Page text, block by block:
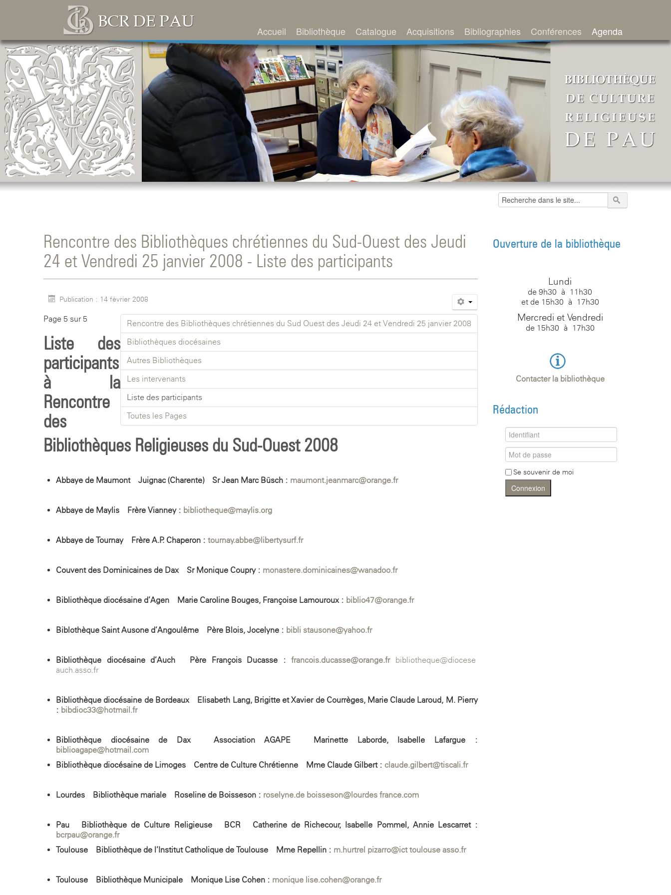
Accueil Bibliothèque Catalogue Acquisitions Bibliographies Conférences Agenda
Rencontre des Bibliothèques chrétiennes du Sud-Ouest des Jeudi
24 et Vendredi 25 janvier 2008 - Liste des participants
Publication : 14 février 2008
Rencontre des Bibliothèques chrétiennes du Sud-Ouest des Jeudi 24 et Vendredi 25 janvier 2008
Bibliothèques diocésaines
Autres Bibliothèques
Les intervenants
Liste des participants
Toutes les Pages
Page 5 sur 5
Liste des
participants
à la
Rencontre
des
Bibliothèques Religieuses du Sud-Ouest 2008
Abbaye de Maumont – Juignac (Charente) – Sr Jean-Marc Büsch : maumont.jeanmarc@orange.fr
Abbaye de Maylis – Frère Vianney : bibliotheque@maylis.org
Abbaye de Tournay – Frère A.P. Chaperon : tournay.abbe@libertysurf.fr
Couvent des Dominicaines de Dax – Sr Monique Coupry : monastere.dominicaines@wanadoo.fr
Bibliothèque diocésaine d’Agen – Marie-Caroline Bouges, Françoise Lamouroux : biblio47@orange.fr
Biblothèque Saint Ausone d’Angoulême – Père Blois, Jocelyne : bibli-stausone@yahoo.fr
Bibliothèque diocésaine d’Auch – Père François Ducasse :francois.ducasse@orange.fr
bibliotheque@diocese-
auch.asso.fr
Bibliothèque diocésaine de Bordeaux – Elisabeth Lang, Brigitte et Xavier de Courrèges, Marie-Claude Laroud, M. Pierry
: bibdioc33@hotmail.fr
Bibliothèque diocésaine de Dax – Association AGAPE – Marinette Laborde, Isabelle Lafargue :
biblioagape@hotmail.com
Bibliothèque diocésaine de Limoges – Centre de Culture Chrétienne – Mme Claude Gilbert : claude.gilbert@tiscali.fr
Lourdes – Bibliothèque mariale – Roseline de Boisseson : roselyne.de-boisseson@lourdes-france.com
Pau – Bibliothèque de Culture Religieuse – BCR – Catherine de Richecour, Isabelle Pommel, Annie Lescarret :
bcrpau@orange.fr
Toulouse – Bibliothèque de l’Institut Catholique de Toulouse – Mme Repellin : m.hurtrel-pizarro@ict-toulouse-asso.fr
Toulouse – Bibliothèque Municipale – Monique-Lise Cohen : monique-lise.cohen@orange.fr
Ouverture de la bibliothèque
Lundi
de 9h30 à 11h30
et de 15h30 à 17h30
Mercredi et Vendredi
de 15h30 à 17h30
Contacter la bibliothèque
Rédaction
Se souvenir de moi
Connexion